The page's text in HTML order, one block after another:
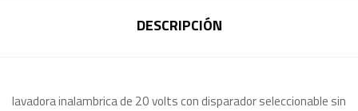
DESCRIPCIÓN
lavadora inalambrica de 20 volts con disparador seleccionable sin